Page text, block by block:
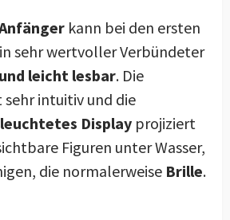
kann bei den ersten
sehr wertvoller Verbündeter
leicht lesbar. Die
intuitiv und die
Display projiziert
Figuren unter Wasser,
die normalerweise Brille.